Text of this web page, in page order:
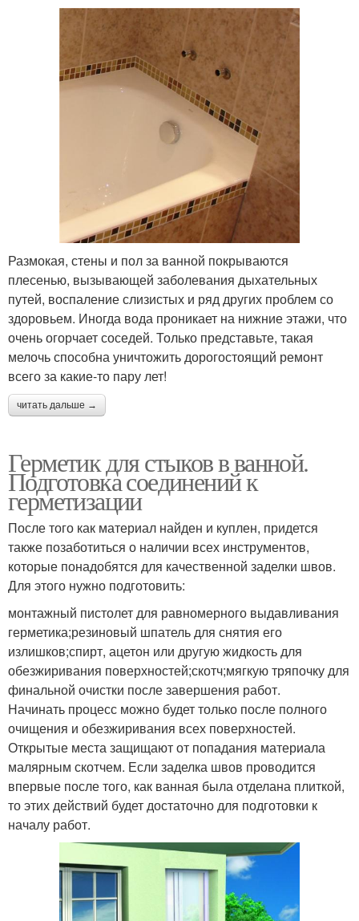
Размокая, стены и пол за ванной покрываются
плесенью, вызывающей заболевания дыхательных
путей, воспаление слизистых и ряд других проблем со
здоровьем. Иногда вода проникает на нижние этажи, что
очень огорчает соседей. Только представьте, такая
мелочь способна уничтожить дорогостоящий ремонт
всего за какие-то пару лет!
читать дальше →
Герметик для стыков в ванной.
Подготовка соединений к
герметизации
После того как материал найден и куплен, придется
также позаботиться о наличии всех инструментов,
которые понадобятся для качественной заделки швов.
Для этого нужно подготовить:
монтажный пистолет для равномерного выдавливания
герметика;резиновый шпатель для снятия его
излишков;спирт, ацетон или другую жидкость для
обезжиривания поверхностей;скотч;мягкую тряпочку для
финальной очистки после завершения работ.
Начинать процесс можно будет только после полного
очищения и обезжиривания всех поверхностей.
Открытые места защищают от попадания материала
малярным скотчем. Если заделка швов проводится
впервые после того, как ванная была отделана плиткой,
то этих действий будет достаточно для подготовки к
началу работ.